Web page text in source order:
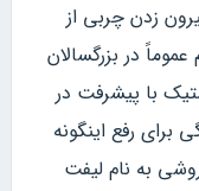
زدن چربی از
در بزرگسالان
با پیشرفت در
رفع اینگونه
به نام لیفت